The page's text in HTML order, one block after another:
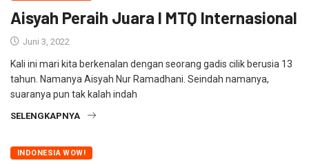
Aisyah Peraih Juara I MTQ Internasional
Juni 3, 2022
Kali ini mari kita berkenalan dengan seorang gadis cilik berusia 13
tahun. Namanya Aisyah Nur Ramadhani. Seindah namanya,
suaranya pun tak kalah indah
SELENGKAPNYA
INDONESIA WOW!